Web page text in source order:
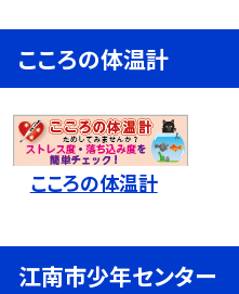
こころの体温計
こころの体温計
江南市少年センター